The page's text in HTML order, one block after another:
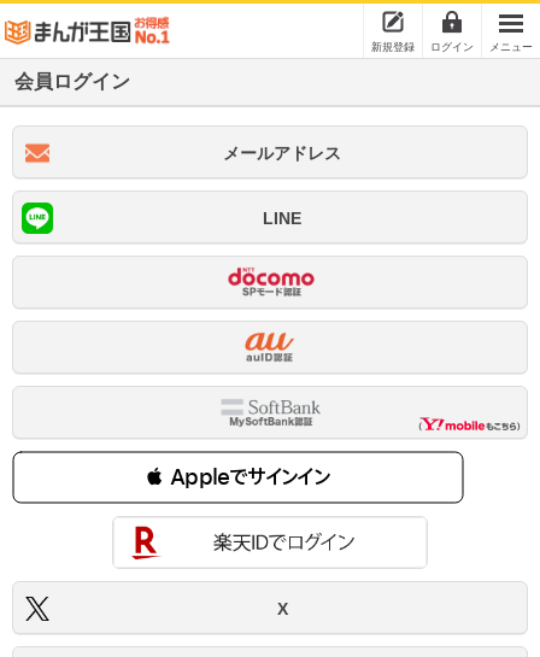
新規登録 ログイン メニュー
会員ログイン
メールアドレス
LINE
 Appleでサインイン
X